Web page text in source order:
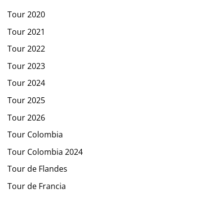
Tour 2020
Tour 2021
Tour 2022
Tour 2023
Tour 2024
Tour 2025
Tour 2026
Tour Colombia
Tour Colombia 2024
Tour de Flandes
Tour de Francia